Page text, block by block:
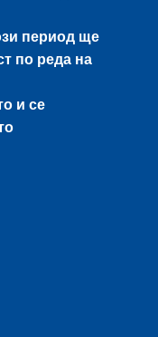
период ще
по реда на
и се